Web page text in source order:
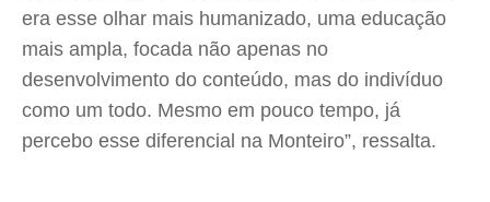
era esse olhar mais humanizado, uma educação
mais ampla, focada não apenas no
desenvolvimento do conteúdo, mas do indivíduo
como um todo. Mesmo em pouco tempo, já
percebo esse diferencial na Monteiro”, ressalta.